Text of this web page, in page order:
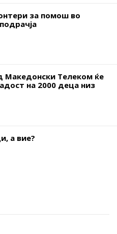
за помош во
Македонски Телеком ќе
на 2000 деца низ
а вие?